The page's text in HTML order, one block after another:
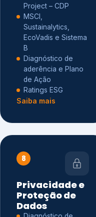
Project – CDP
MSCI,
Sustainalytics,
EcoVadis e Sistema
B
Diagnóstico de
aderência e Plano
de Ação
Ratings ESG
Saiba mais
8
Privacidade e
Proteção de
Dados